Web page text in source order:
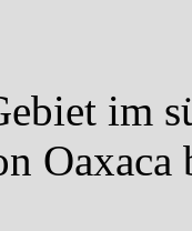
im
Oaxaca